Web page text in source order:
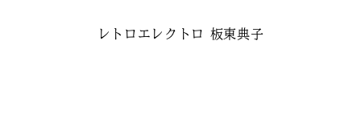
レトロエレクトロ 板東典子